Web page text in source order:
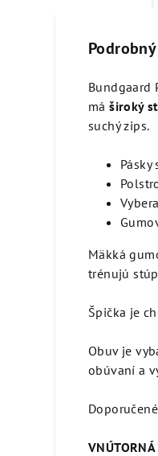
Bundgaard
máširoký
suchý zips.
Mäkká
trénujú
Špička je
Obuv je
obúvaní a
VNÚTORNÁ